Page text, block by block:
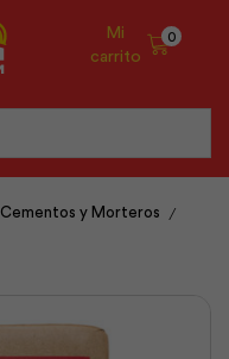
Mi
carrito
0
Cementos y Morteros /